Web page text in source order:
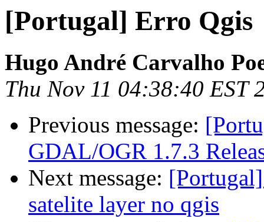
[Portugal] Erro Qgis
Hugo André Carvalho
Thu Nov 11 04:38:40 EST
Previous message:
GDAL/OGR 1.7.3
Next message:
satelite layer no qgis